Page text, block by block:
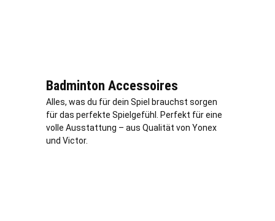
Badminton Accessoires
Alles, was du für dein Spiel brauchst sorgen
für das perfekte Spielgefühl. Perfekt für eine
volle Ausstattung – aus Qualität von Yonex
und Victor.